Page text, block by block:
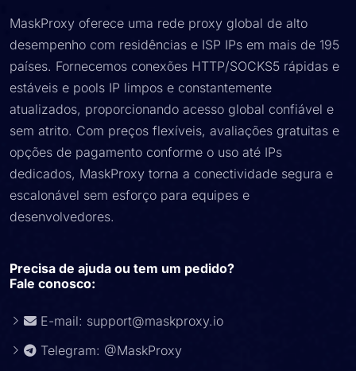
MaskProxy oferece uma rede proxy global de alto
desempenho com residências e ISP IPs em mais de 195
países. Fornecemos conexões HTTP/SOCKS5 rápidas e
estáveis ​​e pools IP limpos e constantemente
atualizados, proporcionando acesso global confiável e
sem atrito. Com preços flexíveis, avaliações gratuitas e
opções de pagamento conforme o uso até IPs
dedicados, MaskProxy torna a conectividade segura e
escalonável sem esforço para equipes e
desenvolvedores.
Precisa de ajuda ou tem um pedido?
Fale conosco:
E-mail: support@maskproxy.io
Telegram: @MaskProxy